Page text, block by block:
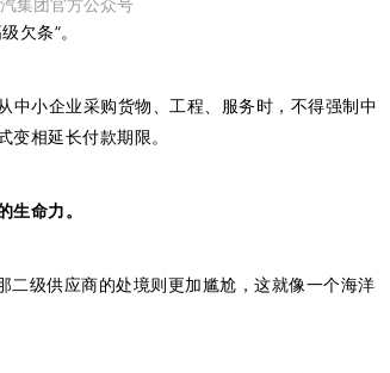
集团官方公众号
欠条”。
中小企业采购货物、工程、服务时，不得强制中
相延长付款期限。
生命力。
二级供应商的处境则更加尴尬，这就像一个海洋